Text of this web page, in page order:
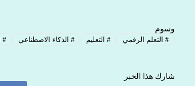
وسوم
#التعلم الرقمي #التعليم # الذكاء الاصطناعي #
شارك هذا الخبر